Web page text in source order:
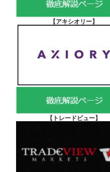
【アキシオリー】
【 トレードビュー】